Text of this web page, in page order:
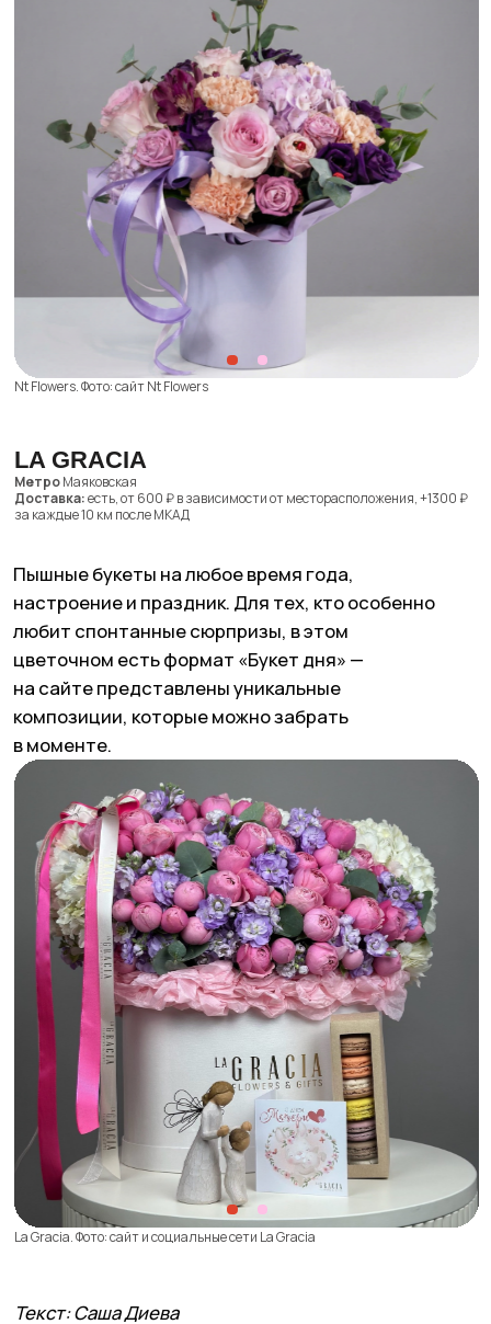
Поделиться статьей в соцсетях
Подпишись на местную ЩУКУ вTelegram
Instagram*и узнай о всех крутых местах страны
одним из первых.
Дата материала:
Вернуться к статьям
По вопросам сотрудничества вы можете написать
Получать рассылку для друзей
Я подтверждаю ознакомление сПолитикой
конфиденциальности и даю
Cогласие
на обработку моих персональных данных
на получение уведомлений
в форме рассылки
Жду письмо
© ИП Абибуллаева Э.Э. Все права защищены
организацией, ее деятельность на территории России
запрещена
Создание сайтов: @imarketina